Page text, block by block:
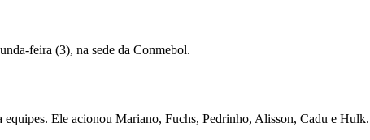
feira (3), na sede da Conmebol.
Ele acionou Mariano, Fuchs, Pedrinho, Alisson, Cadu e Hulk.